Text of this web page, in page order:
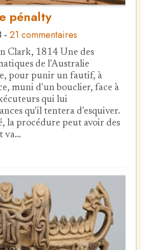
pénalty
- 21 commentaires
Clark, 1814 Une des
de l'Australie
pour punir un fautif, à
muni d'un bouclier, face à
qui lui
qu'il tentera d'esquiver.
la procédure peut avoir des
va…